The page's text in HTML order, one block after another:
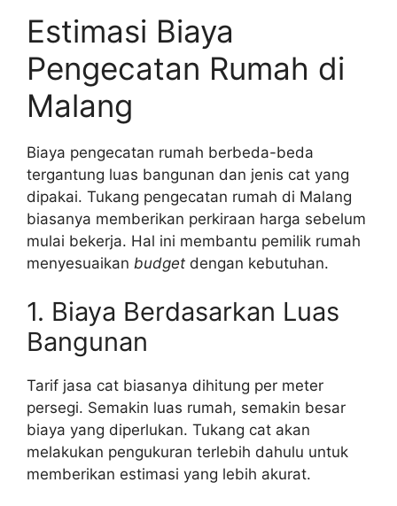
Estimasi Biaya
Pengecatan Rumah di
Malang
Biaya pengecatan rumah berbeda-beda
tergantung luas bangunan dan jenis cat yang
dipakai. Tukang pengecatan rumah di Malang
biasanya memberikan perkiraan harga sebelum
mulai bekerja. Hal ini membantu pemilik rumah
menyesuaikan budget dengan kebutuhan.
1. Biaya Berdasarkan Luas
Bangunan
Tarif jasa cat biasanya dihitung per meter
persegi. Semakin luas rumah, semakin besar
biaya yang diperlukan. Tukang cat akan
melakukan pengukuran terlebih dahulu untuk
memberikan estimasi yang lebih akurat.